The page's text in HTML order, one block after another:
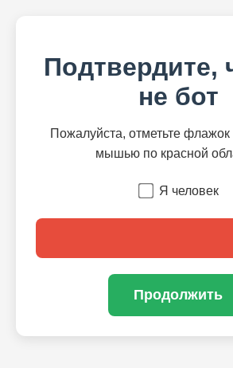
Подтвердите,
не бот
Пожалуйста, отметьте
мышью по красной
Я человек
Продолжить